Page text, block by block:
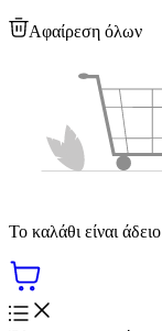
Αφαίρεση όλων
Το καλάθι είναι άδειο